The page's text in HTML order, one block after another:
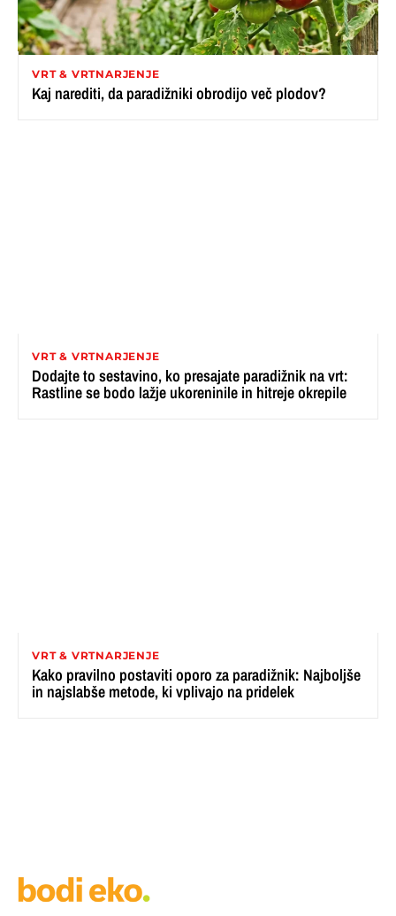
VRT & VRTNARJENJE
Kaj narediti, da paradižniki obrodijo več plodov?
VRT & VRTNARJENJE
Dodajte to sestavino, ko presajate paradižnik na vrt:
Rastline se bodo lažje ukoreninile in hitreje okrepile
VRT & VRTNARJENJE
Kako pravilno postaviti oporo za paradižnik: Najboljše
in najslabše metode, ki vplivajo na pridelek